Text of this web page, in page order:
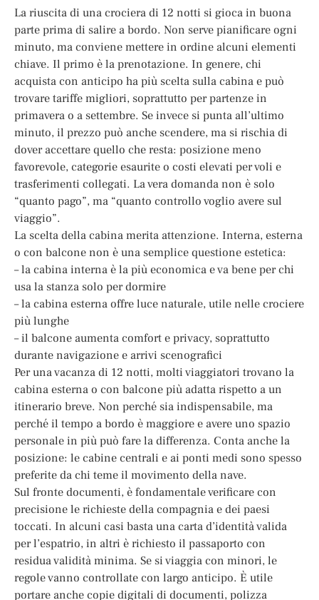
La riuscita di una crociera di 12 notti si gioca in buona
parte prima di salire a bordo. Non serve pianificare ogni
minuto, ma conviene mettere in ordine alcuni elementi
chiave. Il primo è la prenotazione. In genere, chi
acquista con anticipo ha più scelta sulla cabina e può
trovare tariffe migliori, soprattutto per partenze in
primavera o a settembre. Se invece si punta all’ultimo
minuto, il prezzo può anche scendere, ma si rischia di
dover accettare quello che resta: posizione meno
favorevole, categorie esaurite o costi elevati per voli e
trasferimenti collegati. La vera domanda non è solo
“quanto pago”, ma “quanto controllo voglio avere sul
viaggio”.
La scelta della cabina merita attenzione. Interna, esterna
o con balcone non è una semplice questione estetica:
– la cabina interna è la più economica e va bene per chi
usa la stanza solo per dormire
– la cabina esterna offre luce naturale, utile nelle crociere
più lunghe
– il balcone aumenta comfort e privacy, soprattutto
durante navigazione e arrivi scenografici
Per una vacanza di 12 notti, molti viaggiatori trovano la
cabina esterna o con balcone più adatta rispetto a un
itinerario breve. Non perché sia indispensabile, ma
perché il tempo a bordo è maggiore e avere uno spazio
personale in più può fare la differenza. Conta anche la
posizione: le cabine centrali e ai ponti medi sono spesso
preferite da chi teme il movimento della nave.
Sul fronte documenti, è fondamentale verificare con
precisione le richieste della compagnia e dei paesi
toccati. In alcuni casi basta una carta d’identità valida
per l’espatrio, in altri è richiesto il passaporto con
residua validità minima. Se si viaggia con minori, le
regole vanno controllate con largo anticipo. È utile
portare anche copie digitali di documenti, polizza